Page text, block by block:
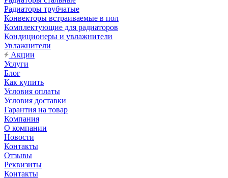
Радиаторы трубчатые
Конвекторы встраиваемые в пол
Комплектующие для радиаторов
Кондиционеры и увлажнители
Увлажнители
Акции
Услуги
Блог
Как купить
Условия оплаты
Условия доставки
Гарантия на товар
Компания
О компании
Новости
Контакты
Отзывы
Реквизиты
Контакты